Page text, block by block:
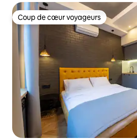
Coup de cœur voyageurs
Coup de cœur voyageurs